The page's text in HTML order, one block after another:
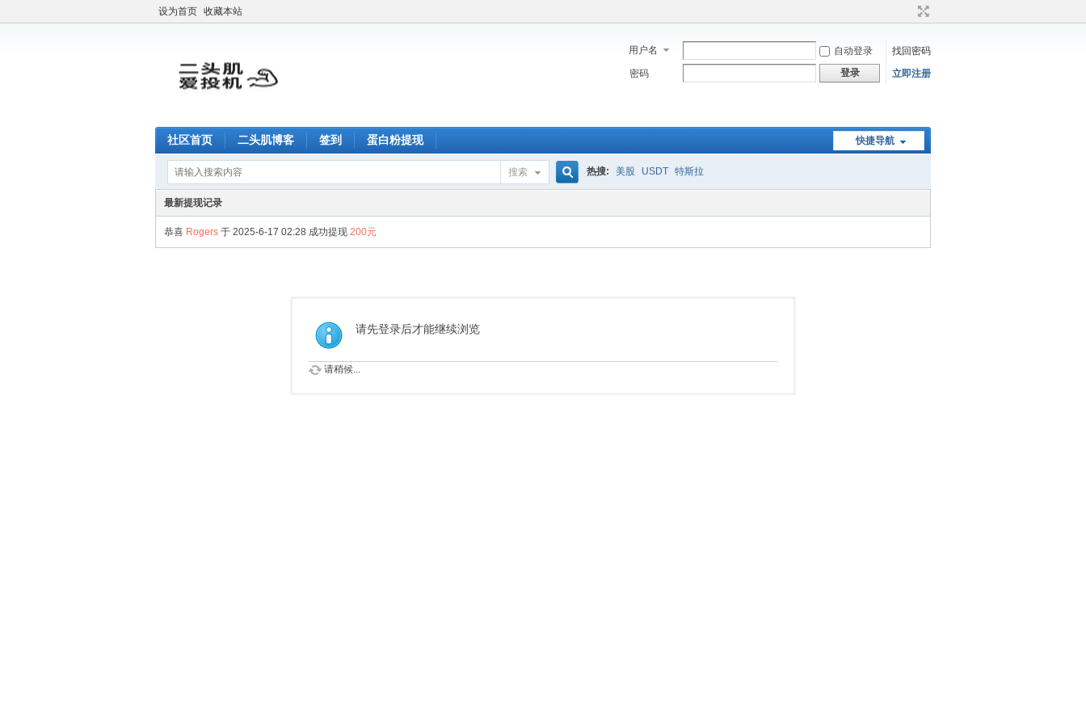
设为首页 收藏本站
用户名 自动登录
找回密码
密码
登录 立即注册
快捷导航
社区首页 二头肌博客 签到 蛋白粉提现
搜索 热搜: 美股 USDT 特斯拉
最新提现记录
恭喜 Rogers 于 2025-6-17 02:28 成功提现 200元
请先登录后才能继续浏览
请稍候...